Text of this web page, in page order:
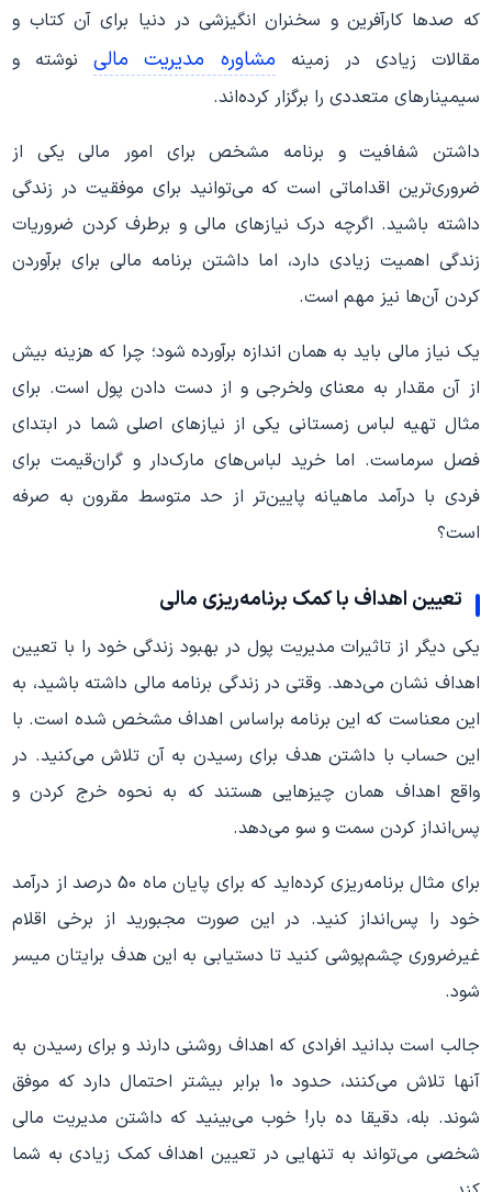
که صدها کارآفرین و سخنران انگیزشی در دنیا برای آن کتاب‌ و
مقالات زیادی در زمینه مشاوره مدیریت مالینوشته‌ و
سیمینارهای متعددی را برگزار کرده‌اند.
داشتن شفافیت و برنامه مشخص برای امور مالی یکی از
ضروری‌ترین اقداماتی است که می‌توانید برای موفقیت در زندگی
داشته باشید. اگرچه درک نیازهای مالی و برطرف کردن ضروریات
زندگی اهمیت زیادی دارد، اما داشتن برنامه مالی برای برآوردن
کردن آن‌ها نیز مهم است.
یک نیاز مالی باید به همان اندازه برآورده شود؛ چرا که هزینه بیش
از آن مقدار به معنای ولخرجی و از دست دادن پول است. برای
مثال تهیه لباس زمستانی یکی از نیازهای اصلی شما در ابتدای
فصل سرماست. اما خرید لباس‌های مارک‌دار و گران‌قیمت برای
فردی با درآمد ماهیانه پایین‌تر از حد متوسط مقرون به صرفه‌
است؟
تعیین اهداف با کمک برنامه‌ریزی مالی
یکی دیگر از تاثیرات مدیریت پول در بهبود زندگی خود را با تعیین
اهداف نشان می‌دهد. وقتی در زندگی برنامه مالی داشته باشید، به
این معناست که این برنامه براساس اهداف مشخص شده است. با
این حساب با داشتن هدف برای رسیدن به آن تلاش می‌کنید. در
واقع اهداف همان چیزهایی هستند که به نحوه خرج کردن و
پس‌انداز کردن سمت و سو می‌دهد.
برای مثال برنامه‌ریزی کرده‌اید که برای پایان ماه 50 درصد از درآمد
خود را پس‌انداز کنید. در این صورت مجبورید از برخی اقلام
غیرضروری چشم‌پوشی کنید تا دستیابی به این هدف برایتان میسر
شود.
جالب است بدانید افرادی که اهداف روشنی دارند و برای رسیدن به
آنها تلاش می‌کنند، حدود 10 برابر بیشتر احتمال دارد که موفق
شوند. بله، دقیقا ده بار! خوب می‌بینید که داشتن مدیریت مالی
شخصی می‌تواند به تنهایی در تعیین اهداف کمک زیادی به شما